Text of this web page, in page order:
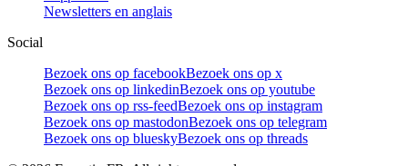
Newsletters en anglais
Social
Bezoek ons op facebookBezoek ons op x
Bezoek ons op linkedinBezoek ons op youtube
Bezoek ons op rss-feedBezoek ons op instagram
Bezoek ons op mastodonBezoek ons op telegram
Bezoek ons op blueskyBezoek ons op threads